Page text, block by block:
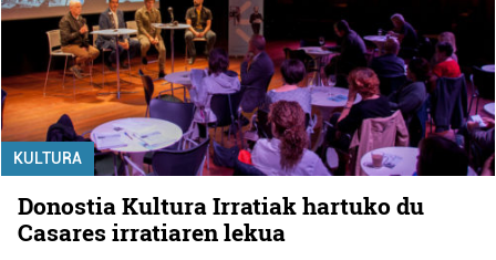
KULTURA
Donostia Kultura Irratiak hartuko du
Casares irratiaren lekua